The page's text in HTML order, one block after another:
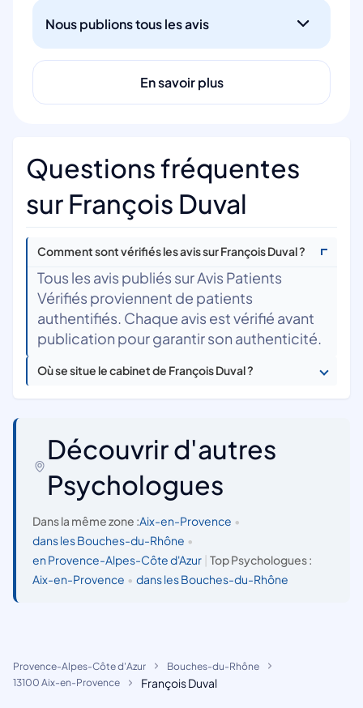
Nous publions tous les avis
En savoir plus
Questions fréquentes
sur François Duval
Comment sont vérifiés les avis sur François Duval ?
Tous les avis publiés sur Avis Patients
Vérifiés proviennent de patients
authentifiés. Chaque avis est vérifié avant
publication pour garantir son authenticité.
Où se situe le cabinet de François Duval ?
Découvrir d'autres
Psychologues
Dans la même zone :Aix-en-Provence •
dans les Bouches-du-Rhône •
en Provence-Alpes-Côte d'Azur
Top Psychologues :
Aix-en-Provence • dans les Bouches-du-Rhône
Provence-Alpes-Côte d'Azur
Bouches-du-Rhône
13100 Aix-en-Provence
François Duval